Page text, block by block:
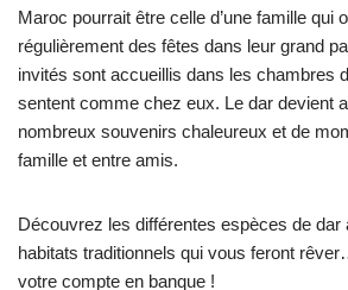
Maroc pourrait être celle d’une famille qui
régulièrement des fêtes dans leur grand
invités sont accueillis dans les chambres
sentent comme chez eux. Le dar devient
nombreux souvenirs chaleureux et de
famille et entre amis.
Découvrez les différentes espèces de dar
habitats traditionnels qui vous feront
votre compte en banque !